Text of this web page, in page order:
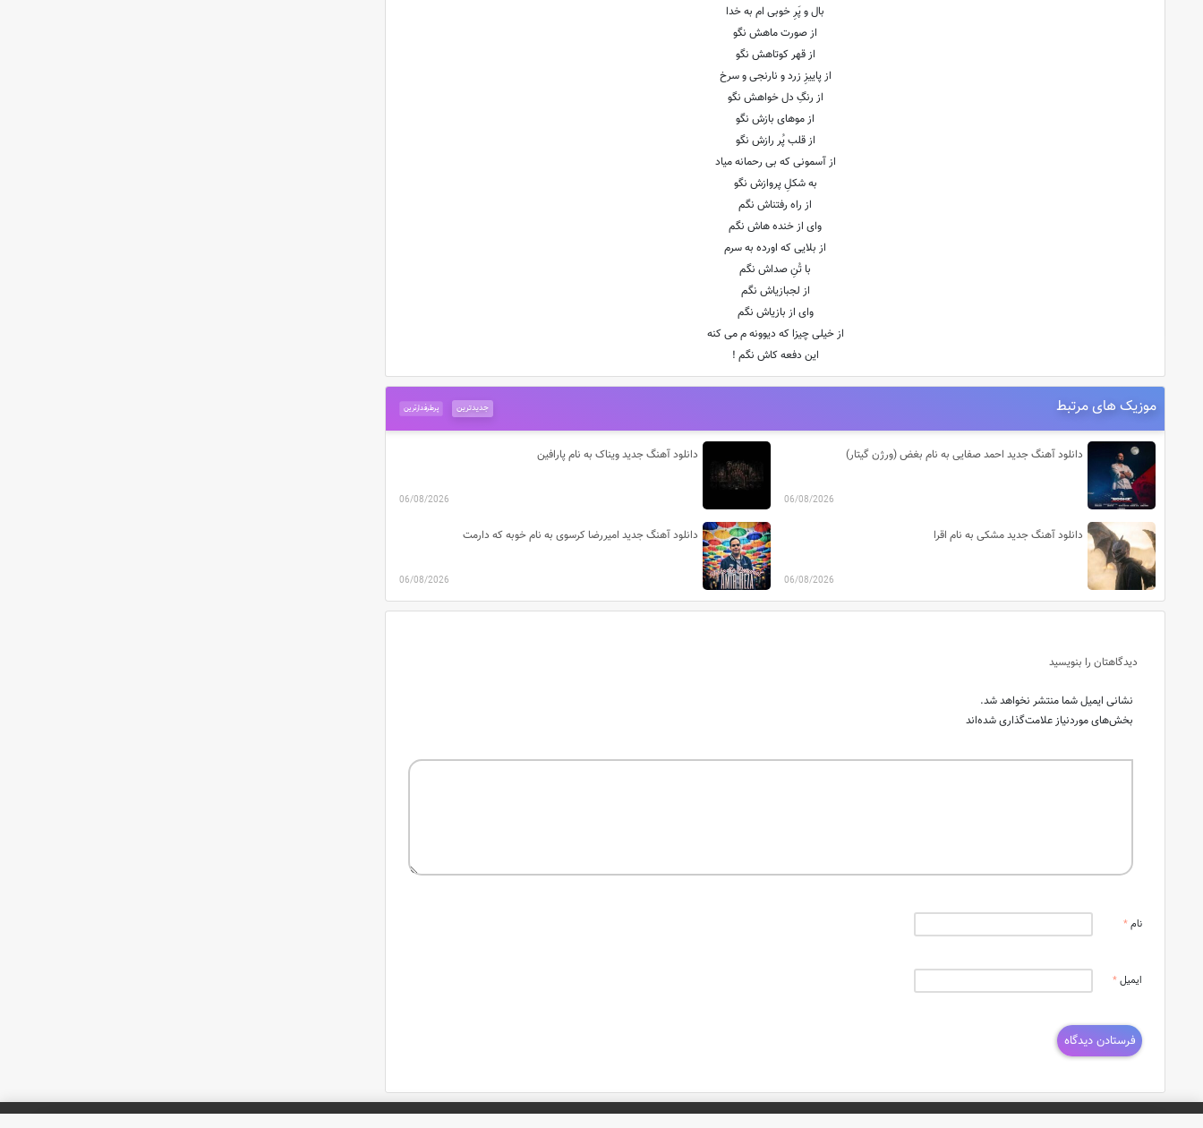
بال و پَرِ خوبى ام به خدا
از صورت ماهش نگو
از قهر كوتاهش نگو
از پاييزِ زرد و نارنجى و سرخ
از رنگِ دل خواهش نگو
از موهاى بازش نگو
از قلب پُر رازش نگو
از آسمونى كه بى رحمانه مياد
به شكلِ پروازش نگو
از راه رفتناش نگم
واى از خنده هاش نگم
از بلايى كه اورده به سرم
با تُنِ صداش نگم
از لجبازياش نگم
واى از بازياش نگم
از خيلى چيزا كه ديوونه م مى كنه
اين دفعه كاش نگم !
موزیک های مرتبط پرطرفدارترین جدیدترین
دانلود آهنگ جدید احمد صفایی به نام بغض (ورژن گیتار)
06/08/2026
دانلود آهنگ جدید ویناک به نام پارافین
06/08/2026
دانلود آهنگ جدید مشکی به نام اقرا
06/08/2026
دانلود آهنگ جدید امیررضا کرسوی به نام خوبه که دارمت
06/08/2026
دیدگاهتان را بنویسید
نشانی ایمیل شما منتشر نخواهد شد.
بخش‌های موردنیاز علامت‌گذاری شده‌اند
نام*
ایمیل*